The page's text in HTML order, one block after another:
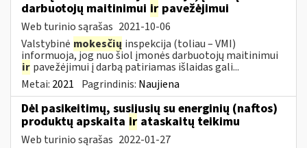
darbuotojų maitinimui ir pavežėjimui
Web turinio sąrašas 2021-10-06
Valstybinė mokesčių inspekcija (toliau – VMI)
informuoja, jog nuo šiol įmonės darbuotojų maitinimui
ir pavežėjimui į darbą patiriamas išlaidas gali...
Metai: 2021 Pagrindinis: Naujiena
Dėl pasikeitimų, susijusių su energinių (naftos)
produktų apskaita ir ataskaitų teikimu
Web turinio sąrašas 2022-01-27